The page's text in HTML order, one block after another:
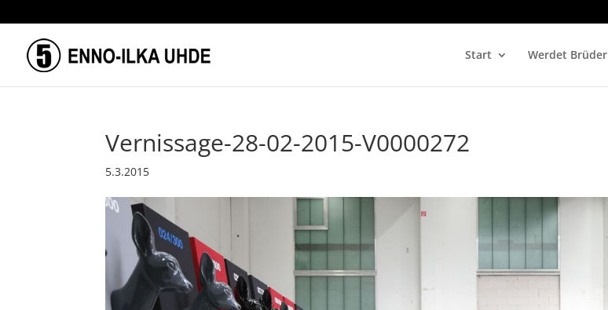
Start Werdet Brüder
Vernissage-28-02-2015-V0000272
5.3.2015